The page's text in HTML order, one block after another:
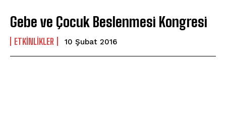
Gebe ve Çocuk Beslenmesi Kongresi
ETKINLIKLER 10 Şubat 2016